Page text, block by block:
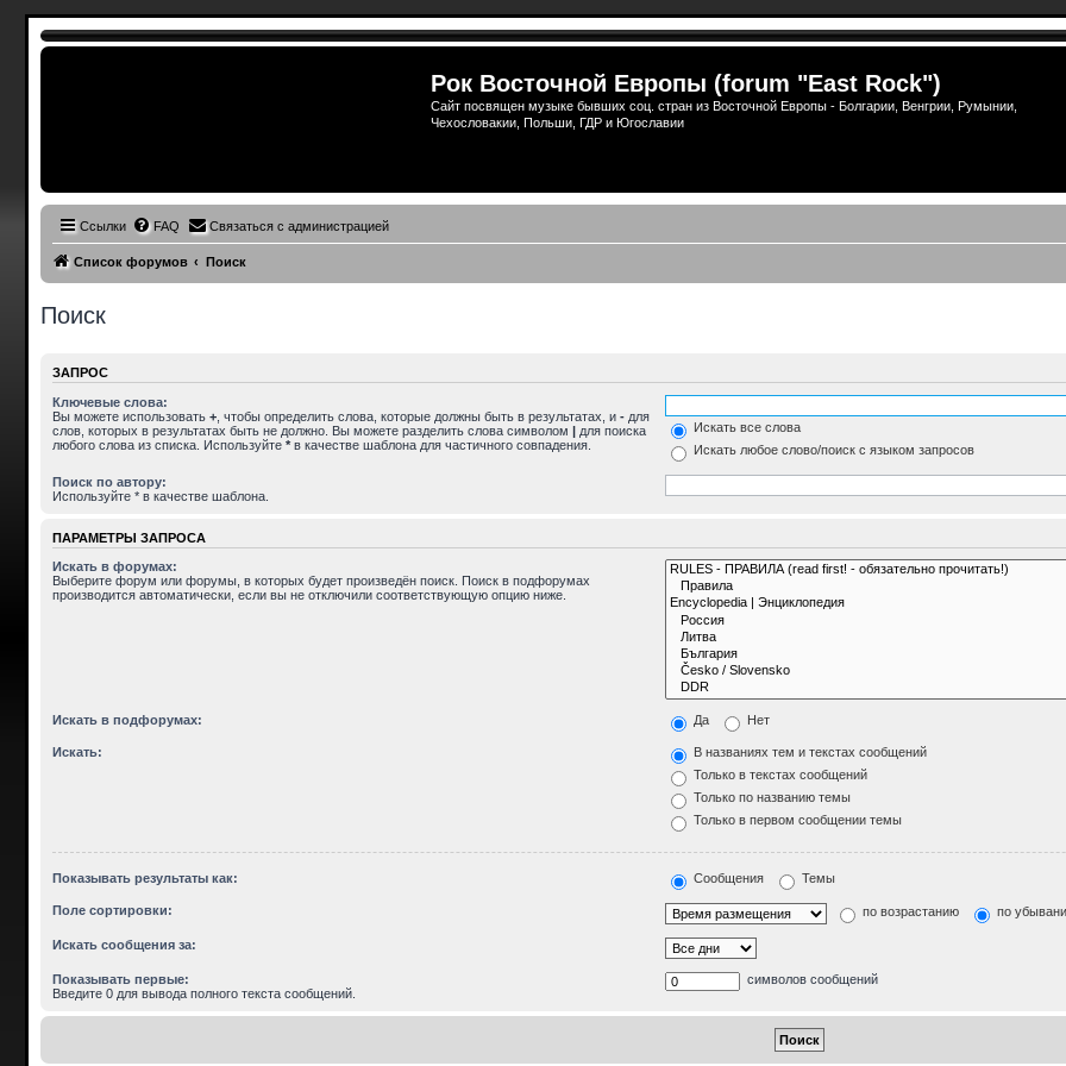
Рок Восточной Европы (forum "East Rock")
Сайт посвящен музыке бывших соц. стран из Восточной Европы - Болгарии, Венгрии, Румынии,
Чехословакии, Польши, ГДР и Югославии
Ссылки FAQ Связаться с администрацией
Список форумов Поиск
Поиск
ЗАПРОС
Ключевые слова:
Вы можете использовать +, чтобы определить слова, которые должны быть в результатах, и -для
слов, которых в результатах быть не должно. Вы можете разделить слова символом |для поиска
любого слова из списка. Используйте *в качестве шаблона для частичного совпадения.
Искать все слова
Искать любое слово/поиск с языком запросов
Поиск по автору:
Используйте * в качестве шаблона.
ПАРАМЕТРЫ ЗАПРОСА
Искать в форумах:
Выберите форум или форумы, в которых будет произведён поиск. Поиск в подфорумах
производится автоматически, если вы не отключили соответствующую опцию ниже.
Искать в подфорумах: Да Нет
Искать:
В названиях тем и текстах сообщений
Только в текстах сообщений
Только по названию темы
Только в первом сообщении темы
Показывать результаты как: Сообщения Темы
Поле сортировки: по возрастанию по
Искать сообщения за:
Показывать первые:
Введите 0 для вывода полного текста сообщений.
символов сообщений